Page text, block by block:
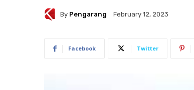
By Pengarang February 12, 2023
Facebook Twitter